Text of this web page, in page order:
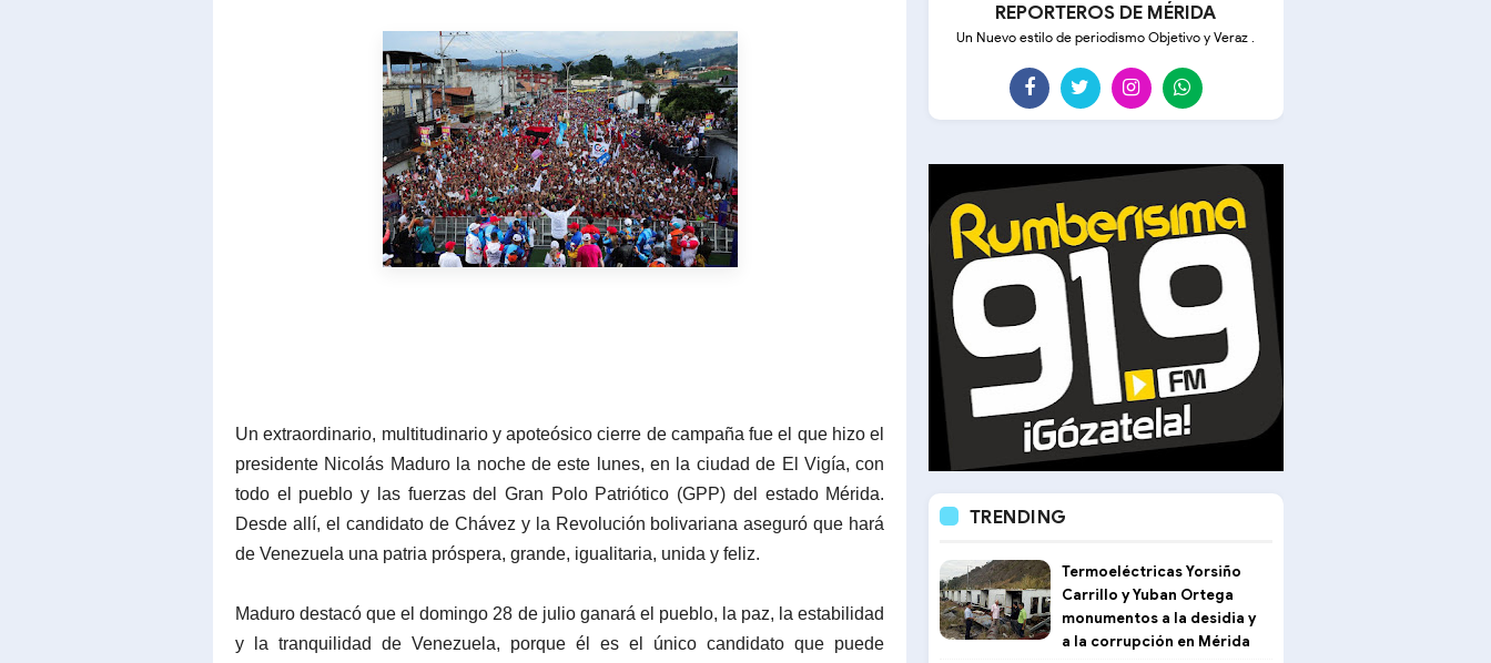
Un extraordinario, multitudinario y apoteósico cierre de campaña fue el que hizo el
presidente Nicolás Maduro la noche de este lunes, en la ciudad de El Vigía, con
todo el pueblo y las fuerzas del Gran Polo Patriótico (GPP) del estado Mérida.
Desde allí, el candidato de Chávez y la Revolución bolivariana aseguró que hará
de Venezuela una patria próspera, grande, igualitaria, unida y feliz.
Maduro destacó que el domingo 28 de julio ganará el pueblo, la paz, la estabilidad
y la tranquilidad de Venezuela, porque él es el único candidato que puede
REPORTEROS DE MÉRIDA
Un Nuevo estilo de periodismo Objetivo y Veraz .
TRENDING
Termoeléctricas Yorsiño
Carrillo y Yuban Ortega
monumentos a la desidia y
a la corrupción en Mérida